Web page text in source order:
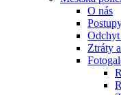
O nás
Ztráty